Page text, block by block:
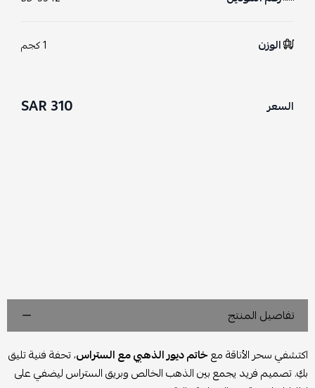
الوزن 1 كجم
السعر 310 SAR
تفاصيل المنتج
اكتشفي سحر الأناقة معخاتم ديور الذهبي مع الستراس، تحفة فنية تليق
بكِ. تصميم فريد يجمع بين الذهب الخالص وبريق الستراس ليضفي على